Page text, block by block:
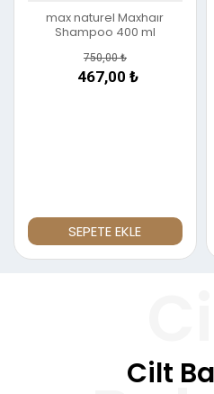
max naturel Maxhaır
Shampoo 400 ml
750,00 ₺
467,00 ₺
SEPETE EKLE
Cilt